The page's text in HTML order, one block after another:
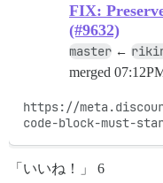
FIX:
(#9632)
master ←
merged
https://
code-block-must-
「いいね！」 6